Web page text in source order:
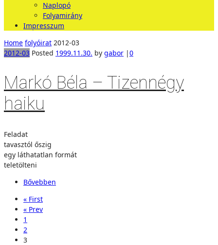
Naplopó
Folyamirány
Impresszum
Home folyóirat 2012-03
2012-03 Posted 1999.11.30. by gabor |0
Markó Béla – Tizennégy
haiku
Feladat
tavasztól őszig
egy láthatatlan formát
teletölteni
Bővebben
« First
« Prev
1
2
3